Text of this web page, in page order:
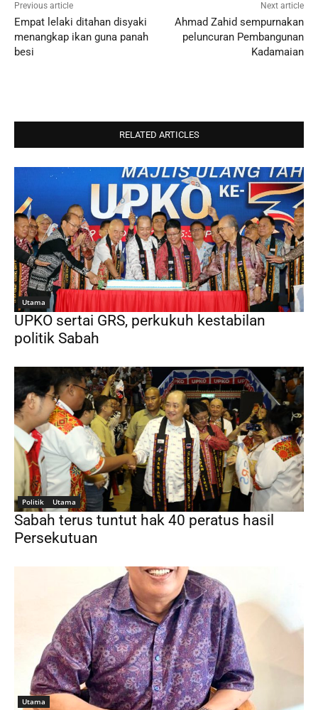
Previous article
Empat lelaki ditahan disyaki
menangkap ikan guna panah
besi
Next article
Ahmad Zahid sempurnakan
peluncuran Pembangunan
Kadamaian
RELATED ARTICLES
Utama
UPKO sertai GRS, perkukuh kestabilan
politik Sabah
Politik Utama
Sabah terus tuntut hak 40 peratus hasil
Persekutuan
Utama